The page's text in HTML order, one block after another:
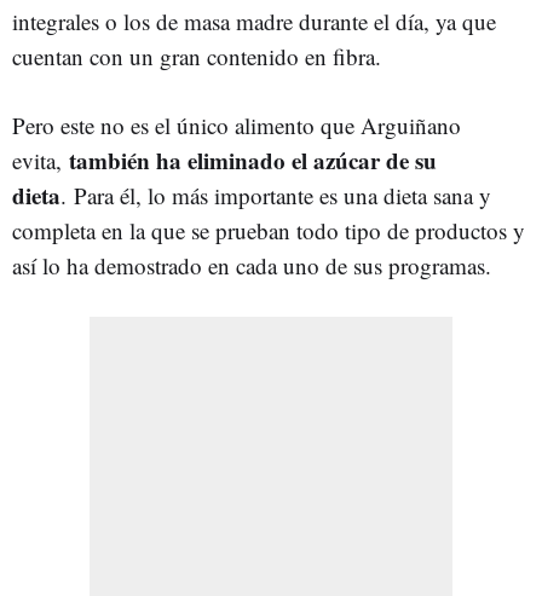
integrales o los de masa madre durante el día, ya que
cuentan con un gran contenido en fibra.
Pero este no es el único alimento que Arguiñano
evita, también ha eliminado el azúcar de su
dieta. Para él, lo más importante es una dieta sana y
completa en la que se prueban todo tipo de productos y
así lo ha demostrado en cada uno de sus programas.